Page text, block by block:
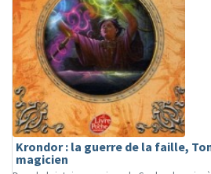
Krondor : la guerre de la faille,
magicien